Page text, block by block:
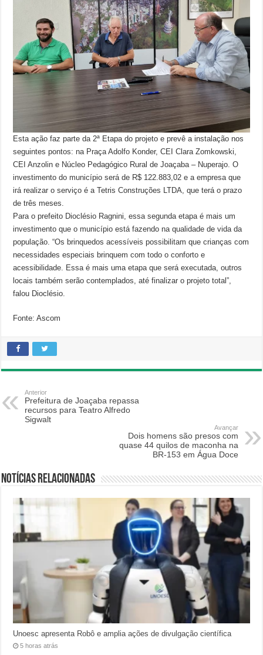
Esta ação faz parte da 2ª Etapa do projeto e prevê a instalação nos
seguintes pontos: na Praça Adolfo Konder, CEI Clara Zomkowski,
CEI Anzolin e Núcleo Pedagógico Rural de Joaçaba – Nuperajo. O
investimento do município será de R$ 122.883,02 e a empresa que
irá realizar o serviço é a Tetris Construções LTDA, que terá o prazo
de três meses.
Para o prefeito Dioclésio Ragnini, essa segunda etapa é mais um
investimento que o município está fazendo na qualidade de vida da
população. “Os brinquedos acessíveis possibilitam que crianças com
necessidades especiais brinquem com todo o conforto e
acessibilidade. Essa é mais uma etapa que será executada, outros
locais também serão contemplados, até finalizar o projeto total”,
falou Dioclésio.
Fonte: Ascom
Anterior
Prefeitura de Joaçaba repassa
recursos para Teatro Alfredo
Sigwalt
Avançar
Dois homens são presos com
quase 44 quilos de maconha na
BR-153 em Água Doce
Notícias relacionadas
Unoesc apresenta Robô e amplia ações de divulgação científica
5 horas atrás